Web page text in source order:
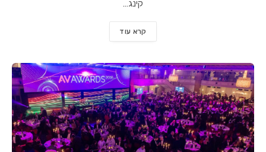
קינג…
קרא עוד